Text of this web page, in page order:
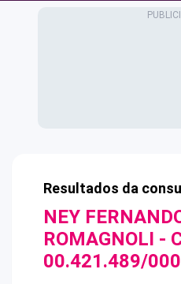
Resultados da
NEY
ROMAGNOLI -
00.421.489/